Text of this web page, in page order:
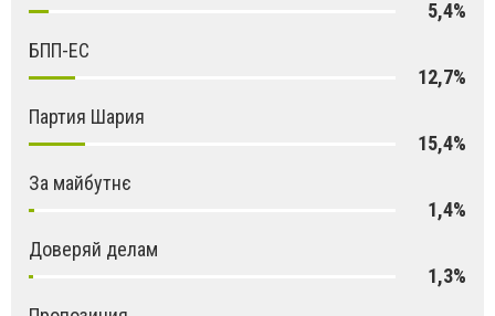
5,4%
БПП-ЕС
12,7%
Партия Шария
15,4%
За майбутнє
1,4%
Доверяй делам
1,3%